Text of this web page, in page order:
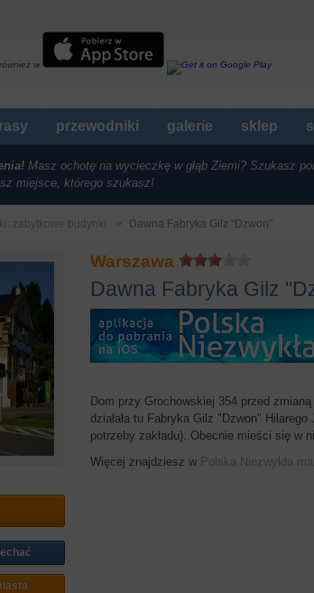
w
przewodniki galerie sklep
Masz ochotę na wycieczkę w głąb Ziemi? Szukasz
miejsce, którego szukasz!
zabytkowe budynki Dawna Fabryka Gilz "Dzwon"
Warszawa
Dawna Fabryka Gilz
Dom przy Grochowskiej 354 przed
działała tu Fabryka Gilz "Dzwon"
potrzeby zakładu). Obecnie mieści się w
Więcej znajdziesz w Polska Niezwykła